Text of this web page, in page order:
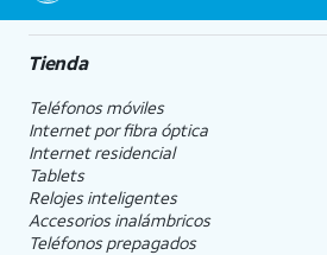
Tienda
Teléfonos móviles
Internet por fibra óptica
Internet residencial
Tablets
Relojes inteligentes
Accesorios inalámbricos
Teléfonos prepagados